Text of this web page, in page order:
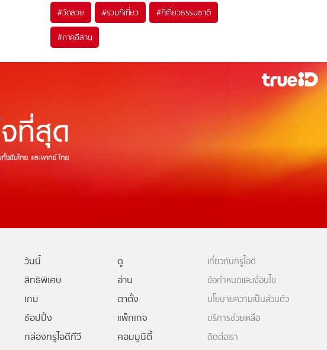
#วัดสวย #รวมที่เที่ยว #ที่เที่ยวธรรมชาติ
#ภาคอีสาน
วันนี้
ดู
สิทธิพิเศษ
อ่าน
เกม
ตาตั้ง
ช้อปปิ้ง
แพ็กเกจ
กล่องทรูไอดีทีวี
คอมมูนิตี้
เกี่ยวกับทรูไอดี
ข้อกำหนดและเงื่อนไข
นโยบายความเป็นส่วนตัว
บริการช่วยเหลือ
ติดต่อเรา